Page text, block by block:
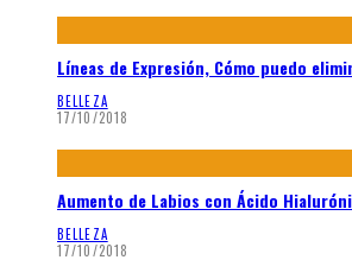
Líneas de Expresión, Cómo puedo
BELLEZA
17/10/2018
Aumento de Labios con Ácido
BELLEZA
17/10/2018